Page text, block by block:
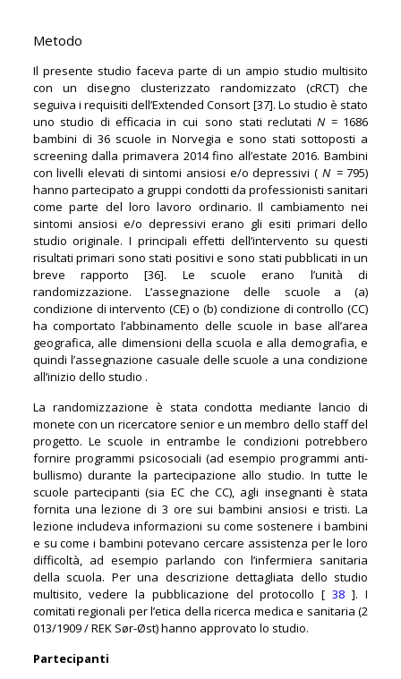
Metodo
Il presente studio faceva parte di un ampio studio multisito
con un disegno clusterizzato randomizzato (cRCT) che
seguiva i requisiti dell’Extended Consort [37]. Lo studio è stato
uno studio di efficacia in cui sono stati reclutatiN = 1686
bambini di 36 scuole in Norvegia e sono stati sottoposti a
screening dalla primavera 2014 fino all’estate 2016. Bambini
con livelli elevati di sintomi ansiosi e/o depressivi ( N= 795)
hanno partecipato a gruppi condotti da professionisti sanitari
come parte del loro lavoro ordinario. Il cambiamento nei
sintomi ansiosi e/o depressivi erano gli esiti primari dello
studio originale. I principali effetti dell’intervento su questi
risultati primari sono stati positivi e sono stati pubblicati in un
breve rapporto [36]. Le scuole erano l’unità di
randomizzazione. L’assegnazione delle scuole a (a)
condizione di intervento (CE) o (b) condizione di controllo (CC)
ha comportato l’abbinamento delle scuole in base all’area
geografica, alle dimensioni della scuola e alla demografia, e
quindi l’assegnazione casuale delle scuole a una condizione
all’inizio dello studio .
La randomizzazione è stata condotta mediante lancio di
monete con un ricercatore senior e un membro dello staff del
progetto. Le scuole in entrambe le condizioni potrebbero
fornire programmi psicosociali (ad esempio programmi anti-
bullismo) durante la partecipazione allo studio. In tutte le
scuole partecipanti (sia EC che CC), agli insegnanti è stata
fornita una lezione di 3 ore sui bambini ansiosi e tristi. La
lezione includeva informazioni su come sostenere i bambini
e su come i bambini potevano cercare assistenza per le loro
difficoltà, ad esempio parlando con l’infermiera sanitaria
della scuola. Per una descrizione dettagliata dello studio
multisito, vedere la pubblicazione del protocollo [38 ]. I
comitati regionali per l’etica della ricerca medica e sanitaria (2
013/1909 / REK Sør-Øst) hanno approvato lo studio.
Partecipanti